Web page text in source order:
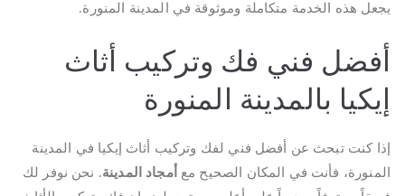
يجعل هذه الخدمة متكاملة وموثوقة في المدينة المنورة.
أفضل فني فك وتركيب أثاث
إيكيا بالمدينة المنورة
إذا كنت تبحث عن أفضل فني لفك وتركيب أثاث إيكيا في المدينة
المنورة، فأنت في المكان الصحيح مع أمجاد المدينة. نحن نوفر لك